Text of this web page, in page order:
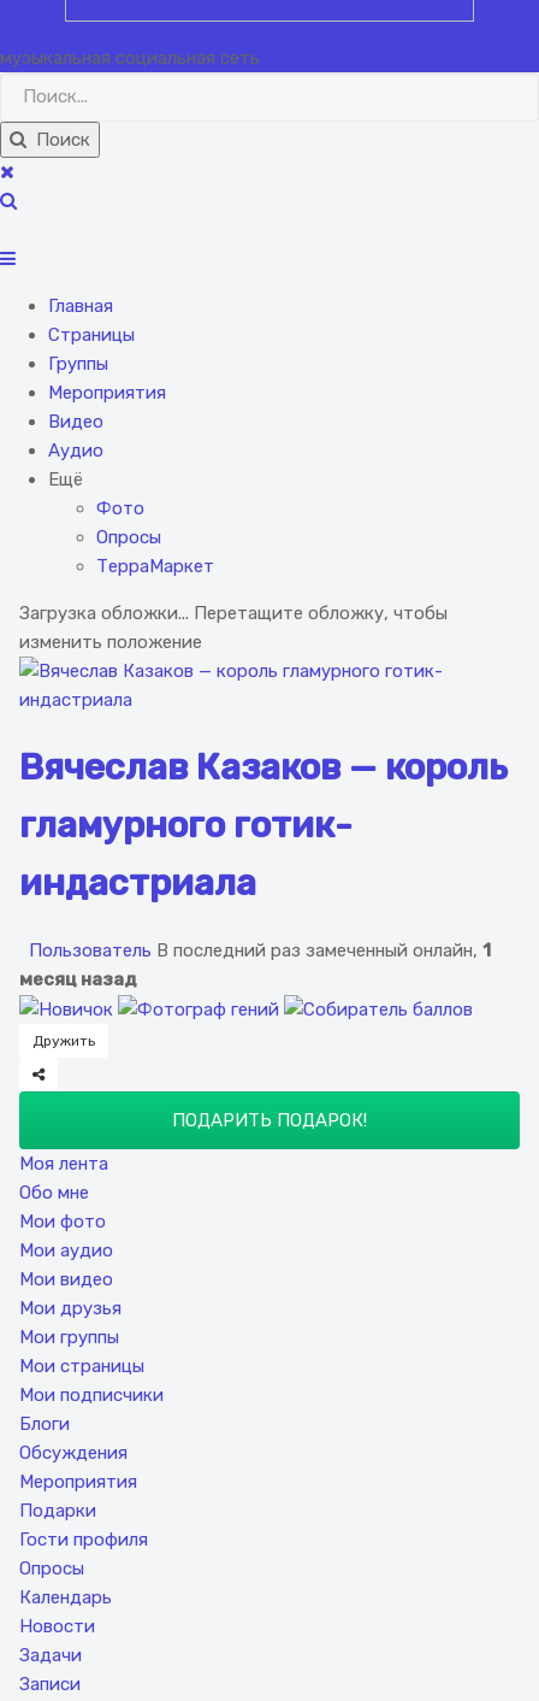
музыкальная социальная сеть
Поиск
Главная
Страницы
Группы
Мероприятия
Видео
Аудио
Ещё
Фото
Опросы
ТерраМаркет
Загрузка обложки... Перетащите обложку, чтобы
изменить положение
Вячеслав Казаков — король
гламурного готик-
индастриала
Пользователь В последний раз замеченный онлайн, 1
месяц назад
Дружить
ПОДАРИТЬ ПОДАРОК!
Моя лента
Обо мне
Мои фото
Мои аудио
Мои видео
Мои друзья
Мои группы
Мои страницы
Мои подписчики
Блоги
Обсуждения
Мероприятия
Подарки
Гости профиля
Опросы
Календарь
Новости
Задачи
Записи